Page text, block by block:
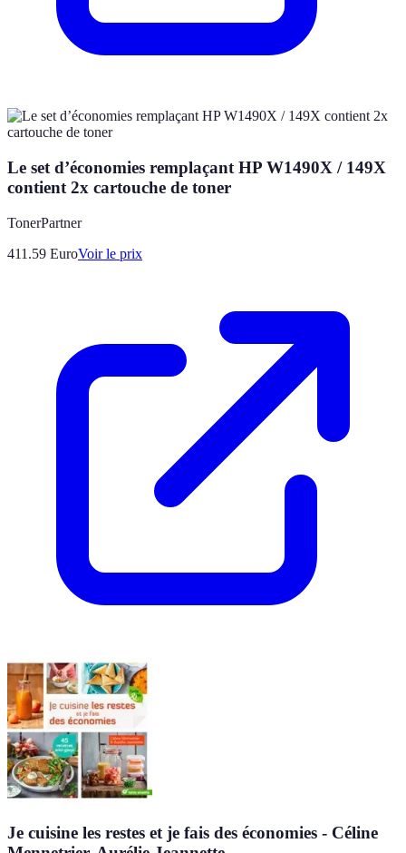
Le set d’économies remplaçant HP W1490X / 149X
contient 2x cartouche de toner
TonerPartner
411.59 EuroVoir le prix
Je cuisine les restes et je fais des économies - Céline